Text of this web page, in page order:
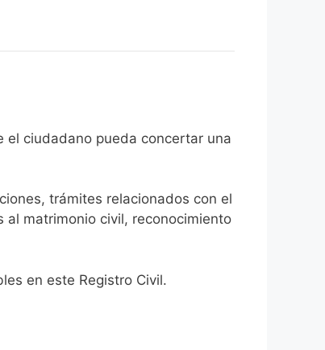
el ciudadano pueda concertar una
trámites relacionados con el
matrimonio civil, reconocimiento
en este Registro Civil.​